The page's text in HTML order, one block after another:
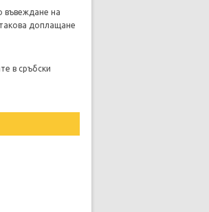
въвеждане на
доплащане
в сръбски